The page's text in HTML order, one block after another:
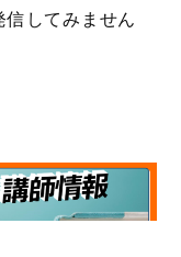
信してみません